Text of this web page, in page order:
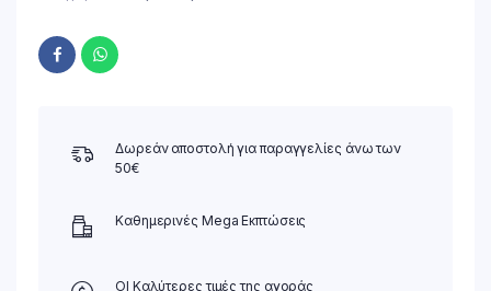
Δωρεάν αποστολή για παραγγελίες άνω των
50€
Καθημερινές Mega Εκπτώσεις
ΟΙ Καλύτερες τιμές της αγοράς